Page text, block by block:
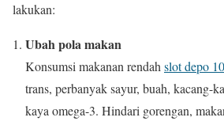
lakukan:
Ubah pola makan
Konsumsi makanan rendahslot depo
trans, perbanyak sayur, buah, kacang-
kaya omega-3. Hindari gorengan,